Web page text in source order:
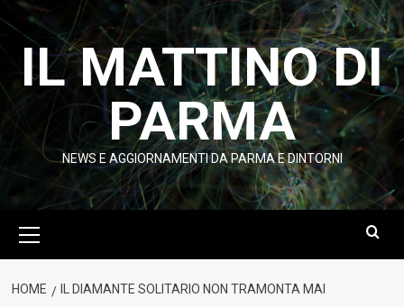
contenuto
IL MATTINO DI
PARMA
NEWS E AGGIORNAMENTI DA PARMA E DINTORNI
principale
HOME IL DIAMANTE SOLITARIO NON TRAMONTA MAI